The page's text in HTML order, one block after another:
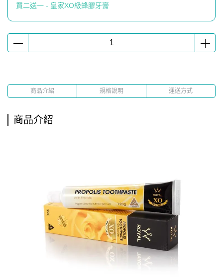
買二送一 - 皇家XO級蜂膠牙膏
商品介紹 規格說明 運送方式
商品介紹